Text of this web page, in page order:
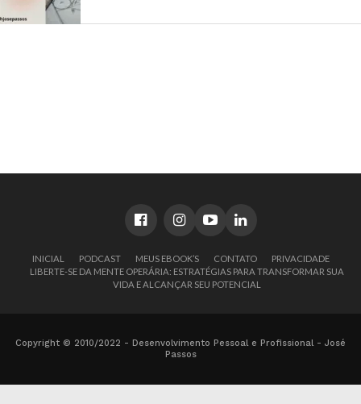
INICIAL PODCAST MEUS EBOOK’S CONTATO
PRIVACIDADE
LIBERTE-SE DA MENTE OPERÁRIA: ESTRATÉGIAS PARA TRANSFORMAR SUA
VIDA E ALCANÇAR SEU POTENCIAL
Copyright © 2010/2022 - Desenvolvimento Pessoal e Profissional - José
Passos